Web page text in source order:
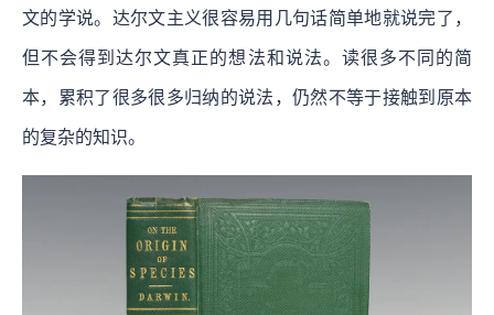
文的学说。达尔文主义很容易用几句话简单地就说完了，
但不会得到达尔文真正的想法和说法。读很多不同的简
本，累积了很多很多归纳的说法，仍然不等于接触到原本
的复杂的知识。